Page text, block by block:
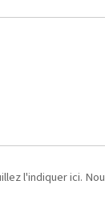
l'indiquer ici.